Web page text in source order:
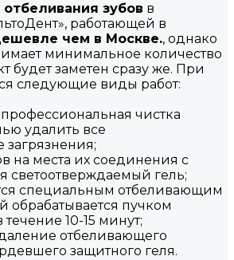
зубов в
работающей в
чем в Москве., однако
минимальное количество
будет заметен сразу же. При
следующие виды работ:
профессиональная чистка
удалить все
загрязнения;
на места их соединения с
светоотверждаемый гель;
специальным отбеливающим
обрабатывается пучком
течение 10-15 минут;
отбеливающего
защитного геля.